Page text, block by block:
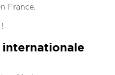
France.
internationale